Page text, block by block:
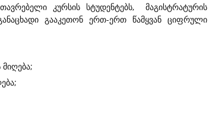
კურსის სტუდენტებს, მაგისტრატურის
გააკეთონ ერთ-ერთ წამყვან ციფრული